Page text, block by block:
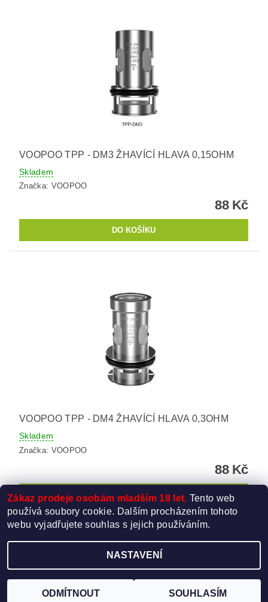
VOOPOO TPP - DM3 ŽHAVÍCÍ HLAVA 0,15OHM
Skladem
Značka: VOOPOO
88 Kč
VOOPOO TPP - DM4 ŽHAVÍCÍ HLAVA 0,3OHM
Skladem
Značka: VOOPOO
88 Kč
Vytvořil Shoptet
Zákaz prodeje osobám mladším 18 let. Tento web
používá soubory cookie. Dalším procházením tohoto
webu vyjadřujete souhlas s jejich používáním.
NASTAVENÍ
ODMÍTNOUT SOUHLASÍM